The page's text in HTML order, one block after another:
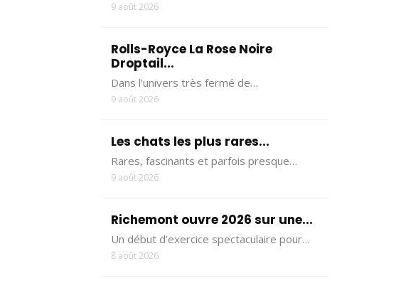
9 août 2026
Rolls-Royce La Rose Noire
Droptail...
Dans l’univers très fermé de…
9 août 2026
Les chats les plus rares...
Rares, fascinants et parfois presque…
9 août 2026
Richemont ouvre 2026 sur une...
Un début d’exercice spectaculaire pour…
8 août 2026